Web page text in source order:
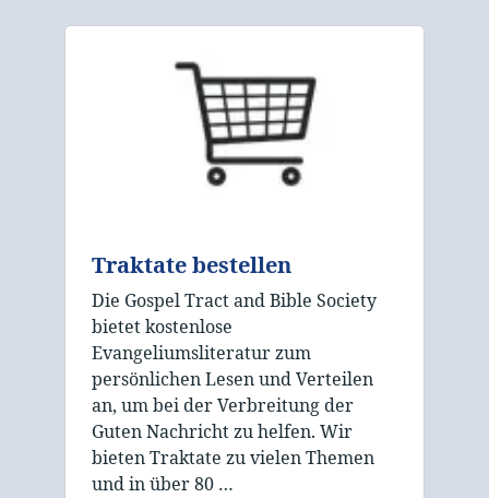
Traktate bestellen
Die Gospel Tract and Bible Society
bietet kostenlose
Evangeliumsliteratur zum
persönlichen Lesen und Verteilen
an, um bei der Verbreitung der
Guten Nachricht zu helfen. Wir
bieten Traktate zu vielen Themen
und in über 80 …